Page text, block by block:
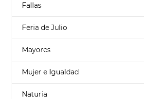
Fallas
Feria de Julio
Mayores
Mujer e Igualdad
Naturia